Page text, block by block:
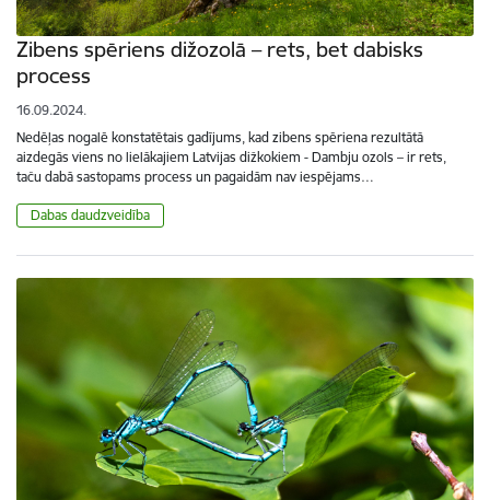
Zibens spēriens dižozolā – rets, bet dabisks
process
16.09.2024.
Nedēļas nogalē konstatētais gadījums, kad zibens spēriena rezultātā
aizdegās viens no lielākajiem Latvijas dižkokiem - Dambju ozols – ir rets,
taču dabā sastopams process un pagaidām nav iespējams…
Dabas daudzveidība